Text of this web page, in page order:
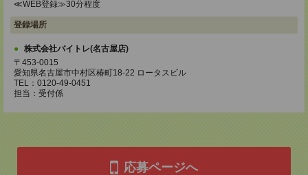
≪WEB登録≫30分程度
登録場所
株式会社バイトレ(名古屋店)
〒453-0015
愛知県名古屋市中村区椿町18-22 ロータスビル
TEL：0120-49-0451
担当：受付係
応募ページへ